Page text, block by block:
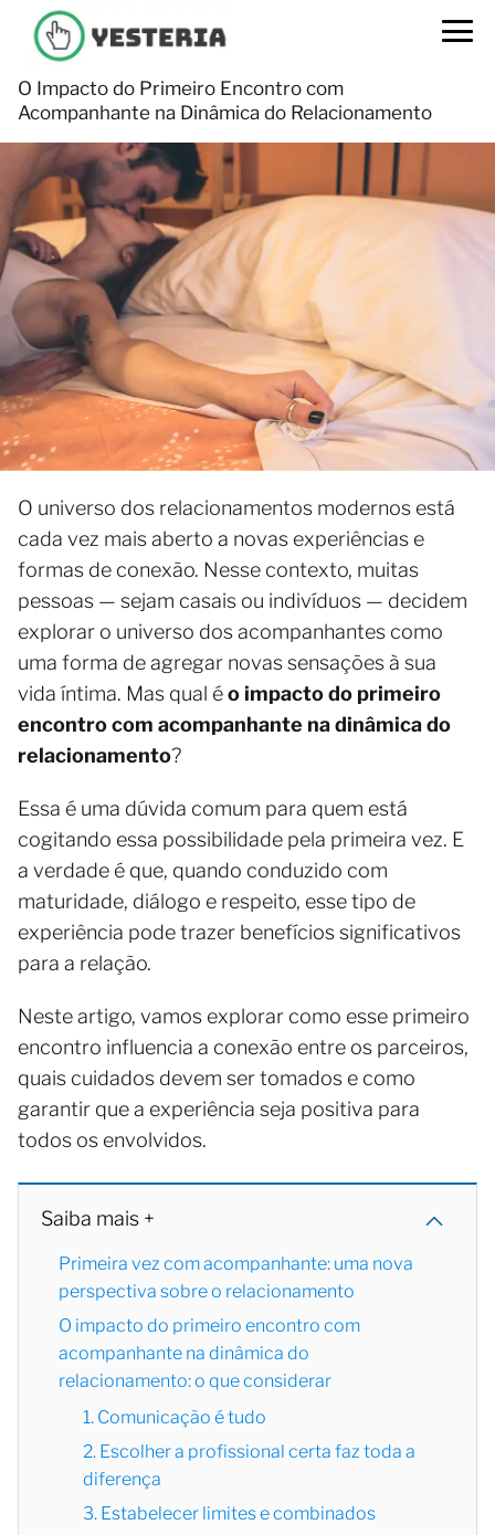
O Impacto do Primeiro Encontro com
Acompanhante na Dinâmica do Relacionamento
O universo dos relacionamentos modernos está
cada vez mais aberto a novas experiências e
formas de conexão. Nesse contexto, muitas
pessoas — sejam casais ou indivíduos — decidem
explorar o universo dos acompanhantes como
uma forma de agregar novas sensações à sua
vida íntima. Mas qual éo impacto do primeiro
encontro com acompanhante na dinâmica do
relacionamento?
Essa é uma dúvida comum para quem está
cogitando essa possibilidade pela primeira vez. E
a verdade é que, quando conduzido com
maturidade, diálogo e respeito, esse tipo de
experiência pode trazer benefícios significativos
para a relação.
Neste artigo, vamos explorar como esse primeiro
encontro influencia a conexão entre os parceiros,
quais cuidados devem ser tomados e como
garantir que a experiência seja positiva para
todos os envolvidos.
Saiba mais +
Primeira vez com acompanhante: uma nova
perspectiva sobre o relacionamento
O impacto do primeiro encontro com
acompanhante na dinâmica do
relacionamento: o que considerar
1. Comunicação é tudo
2. Escolher a profissional certa faz toda a
diferença
3. Estabelecer limites e combinados